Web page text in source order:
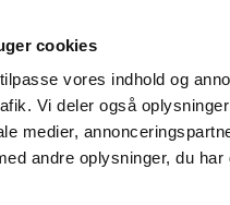
cookies
vores indhold og
Vi deler også
medier,
andre oplysninger, du
og
Tilskud